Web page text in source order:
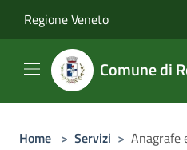
Regione Veneto
Comune di
Home > Servizi > Anagrafe